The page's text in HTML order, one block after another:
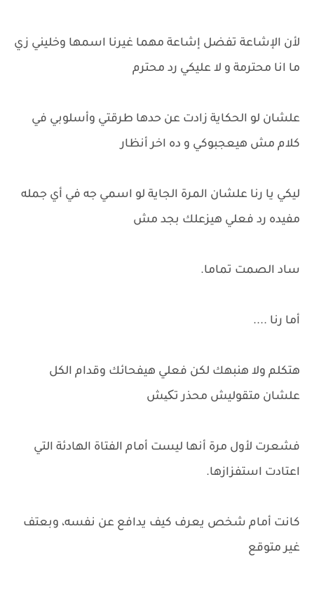
لأن الإشاعة تفضل إشاعة مهما غيرنا اسمها وخليني زي
ما انا محترمة و لا عليكي رد محترم
علشان لو الحكاية زادت عن حدها طرقتي وأسلوبي في
كلام مش هيعجبوكي و ده اخر أنظار
ليكي يا رنا علشان المرة الجاية لو اسمي جه في أي جمله
مفيده رد فعلي هيزعلك بجد مش
ساد الصمت تماما.
أما رنا ....
هتكلم ولا هنبهك لكن فعلي هيفحائك وقدام الكل
علشان متقوليش محذر تکیش
فشعرت لأول مرة أنها ليست أمام الفتاة الهادئة التي
اعتادت استفزازها.
كانت أمام شخص يعرف كيف يدافع عن نفسه، وبعتف
غير متوقع